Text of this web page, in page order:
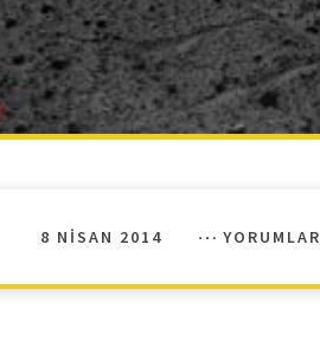
8 NISAN 2014 YORUMLAR